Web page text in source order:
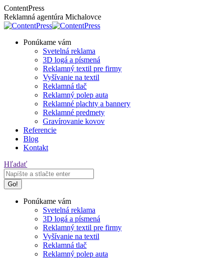
Skip
to
content
Facebook
page
opens
new
Instagram
page
opens
new
ContentPress
Reklamná agentúra Michalovce
Ponúkame vám
Svetelná reklama
3D logá a písmená
Reklamný textil pre firmy
Vyšívanie na textil
Reklamná tlač
Reklamný polep auta
Reklamné plachty a bannery
Reklamné predmety
Gravírovanie kovov
Referencie
Blog
Kontakt
Search:
Hľadať
Ponúkame vám
Svetelná reklama
3D logá a písmená
Reklamný textil pre firmy
Vyšívanie na textil
Reklamná tlač
Reklamný polep auta